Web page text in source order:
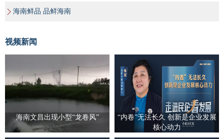
海南鲜品 品鲜海南
视频新闻
海南文昌出现小型“龙卷风”
“内卷”无法长久 创新是企业发展
核心动力